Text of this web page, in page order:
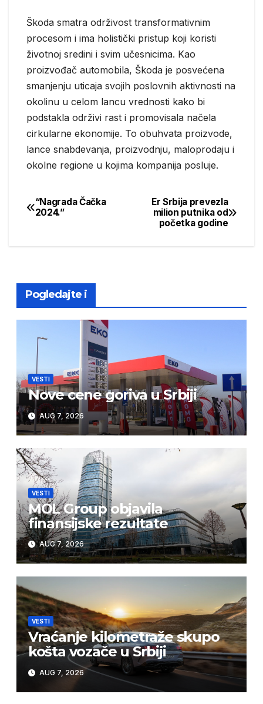
Škoda smatra održivost transformativnim
procesom i ima holistički pristup koji koristi
životnoj sredini i svim učesnicima. Kao
proizvođač automobila, Škoda je posvećena
smanjenju uticaja svojih poslovnih aktivnosti na
okolinu u celom lancu vrednosti kako bi
podstakla održivi rast i promovisala načela
cirkularne ekonomije. To obuhvata proizvode,
lance snabdevanja, proizvodnju, maloprodaju i
okolne regione u kojima kompanija posluje.
Post
Er Srbija prevezla
milion putnika od
početka godine
“Nagrada Čačka
2024.”
Pogledajte i
VESTI
Nove cene goriva u Srbiji
AUG 7, 2026
VESTI
MOL Group objavila
finansijske rezultate
AUG 7, 2026
VESTI
Vraćanje kilometraže skupo
košta vozače u Srbiji
AUG 7, 2026